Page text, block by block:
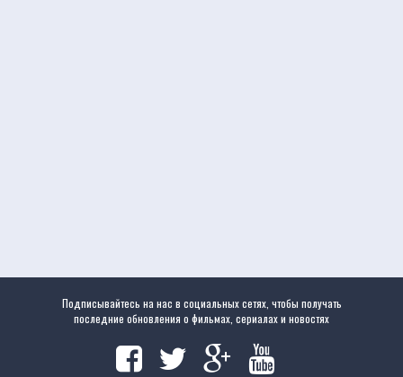
Подписывайтесь на нас в социальных сетях, чтобы получать
последние обновления о фильмах, сериалах и новостях